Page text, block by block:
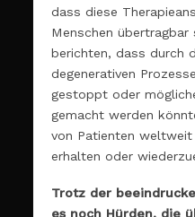
dass diese
Menschen übertragbar
berichten, dass durch
degenerativen
gestoppt oder
gemacht werden
von Patienten
erhalten oder
Trotz der
es noch Hürden, die